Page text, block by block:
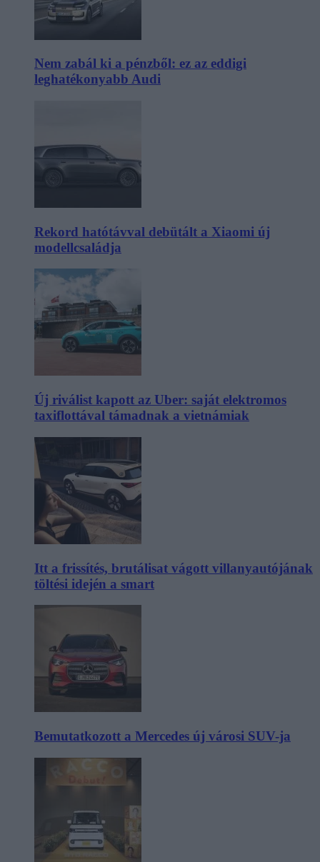
Nem zabál ki a pénzből: ez az eddigi
leghatékonyabb Audi
Rekord hatótávval debütált a Xiaomi új
modellcsaládja
Új riválist kapott az Uber: saját elektromos
taxiflottával támadnak a vietnámiak
Itt a frissítés, brutálisat vágott villanyautójának
töltési idején a smart
Bemutatkozott a Mercedes új városi SUV-ja